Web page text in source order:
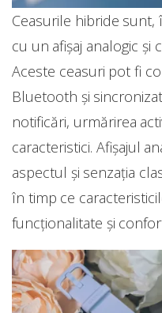
Ceasurile hibride sunt,
cu un afișaj analogic și
Aceste ceasuri pot fi
Bluetooth și
notificări, urmărirea
caracteristici. Afișajul
aspectul și senzația
în timp ce
funcționalitate și